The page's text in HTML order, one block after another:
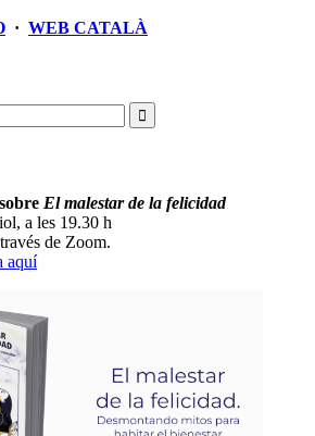
· WEB CATALÀ

El malestar de la felicidad
a les 19.30 h
de Zoom.
aquí